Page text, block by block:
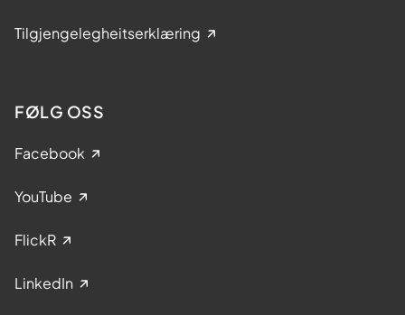
Tilgjengelegheitserklæring
FØLG OSS
Facebook
YouTube
FlickR
LinkedIn